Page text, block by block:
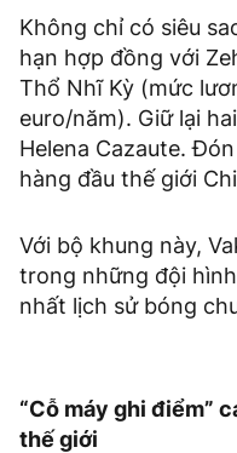
Không chỉ có siêu
hạn hợp đồng với
Thổ Nhĩ Kỳ (mức
euro/năm). Giữ lại
Helena Cazaute.
hàng đầu thế giới
Với bộ khung này,
trong những đội
nhất lịch sử bóng
“Cỗ máy ghi điểm”
thế giới